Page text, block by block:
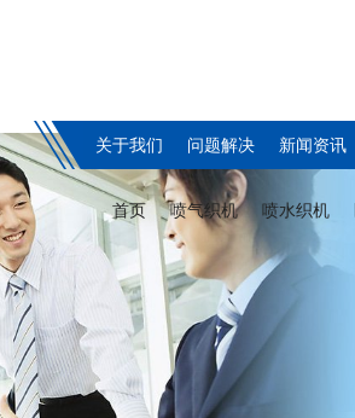
关于我们 问题解决 新闻资讯
首页 喷气织机 喷水织机